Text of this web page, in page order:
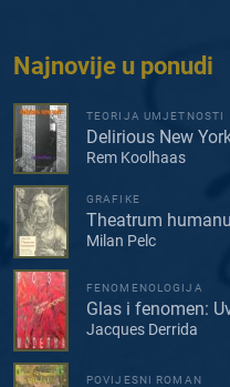
Najnovije u ponudi
TEORIJA UMJETNOSTI
Delirious New
Rem Koolhaas
GRAFIKE
Theatrum
Milan Pelc
FENOMENOLOGIJA
Glas i fenomen:
Jacques Derrida
POVIJESNI ROMAN